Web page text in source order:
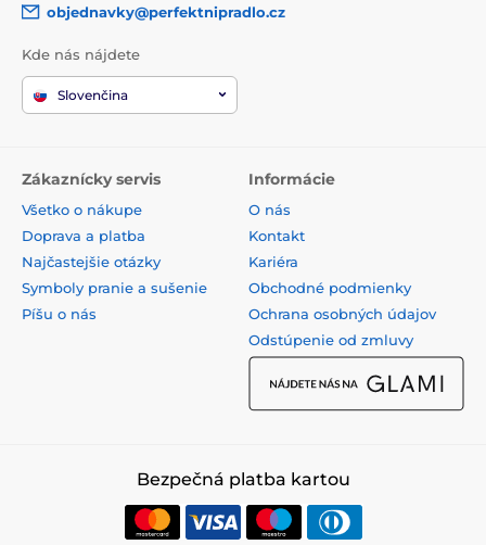
objednavky@perfektnipradlo.cz
Kde nás nájdete
Slovenčina
Zákaznícky servis
Všetko o nákupe
Doprava a platba
Najčastejšie otázky
Symboly pranie a sušenie
Píšu o nás
Informácie
O nás
Kontakt
Kariéra
Obchodné podmienky
Ochrana osobných údajov
Odstúpenie od zmluvy
Bezpečná platba kartou